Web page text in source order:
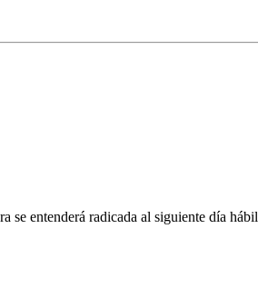
se entenderá radicada al siguiente día hábil